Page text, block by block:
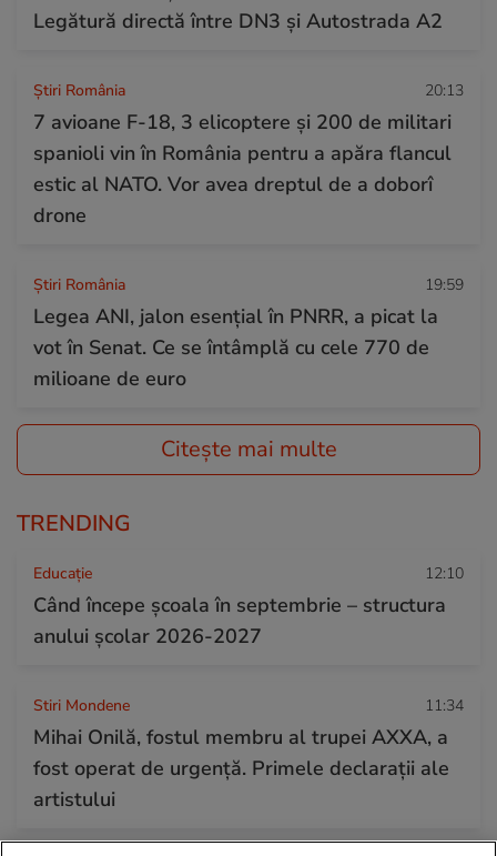
Legătură directă între DN3 și Autostrada A2
Știri România 20:13
7 avioane F-18, 3 elicoptere și 200 de militari
spanioli vin în România pentru a apăra flancul
estic al NATO. Vor avea dreptul de a doborî
drone
Știri România 19:59
Legea ANI, jalon esențial în PNRR, a picat la
vot în Senat. Ce se întâmplă cu cele 770 de
milioane de euro
Citește mai multe
TRENDING
Educație 12:10
Când începe şcoala în septembrie – structura
anului şcolar 2026-2027
Stiri Mondene 11:34
Mihai Onilă, fostul membru al trupei AXXA, a
fost operat de urgență. Primele declarații ale
artistului